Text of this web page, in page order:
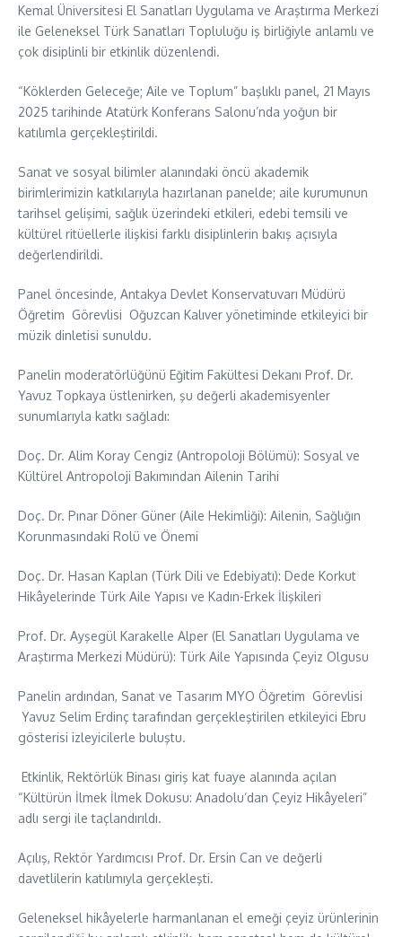
Kemal Üniversitesi El Sanatları Uygulama ve Araştırma Merkezi
ile Geleneksel Türk Sanatları Topluluğu iş birliğiyle anlamlı ve
çok disiplinli bir etkinlik düzenlendi.
“Köklerden Geleceğe; Aile ve Toplum” başlıklı panel, 21 Mayıs
2025 tarihinde Atatürk Konferans Salonu’nda yoğun bir
katılımla gerçekleştirildi.
Sanat ve sosyal bilimler alanındaki öncü akademik
birimlerimizin katkılarıyla hazırlanan panelde; aile kurumunun
tarihsel gelişimi, sağlık üzerindeki etkileri, edebi temsili ve
kültürel ritüellerle ilişkisi farklı disiplinlerin bakış açısıyla
değerlendirildi.
Panel öncesinde, Antakya Devlet Konservatuvarı Müdürü
Öğretim Görevlisi Oğuzcan Kalıver yönetiminde etkileyici bir
müzik dinletisi sunuldu.
Panelin moderatörlüğünü Eğitim Fakültesi Dekanı Prof. Dr.
Yavuz Topkaya üstlenirken, şu değerli akademisyenler
sunumlarıyla katkı sağladı:
Doç. Dr. Alim Koray Cengiz (Antropoloji Bölümü): Sosyal ve
Kültürel Antropoloji Bakımından Ailenin Tarihi
Doç. Dr. Pınar Döner Güner (Aile Hekimliği): Ailenin, Sağlığın
Korunmasındaki Rolü ve Önemi
Doç. Dr. Hasan Kaplan (Türk Dili ve Edebiyatı): Dede Korkut
Hikâyelerinde Türk Aile Yapısı ve Kadın-Erkek İlişkileri
Prof. Dr. Ayşegül Karakelle Alper (El Sanatları Uygulama ve
Araştırma Merkezi Müdürü): Türk Aile Yapısında Çeyiz Olgusu
Panelin ardından, Sanat ve Tasarım MYO Öğretim Görevlisi
Yavuz Selim Erdinç tarafından gerçekleştirilen etkileyici Ebru
gösterisi izleyicilerle buluştu.
Etkinlik, Rektörlük Binası giriş kat fuaye alanında açılan
“Kültürün İlmek İlmek Dokusu: Anadolu’dan Çeyiz Hikâyeleri”
adlı sergi ile taçlandırıldı.
Açılış, Rektör Yardımcısı Prof. Dr. Ersin Can ve değerli
davetlilerin katılımıyla gerçekleşti.
Geleneksel hikâyelerle harmanlanan el emeği çeyiz ürünlerinin